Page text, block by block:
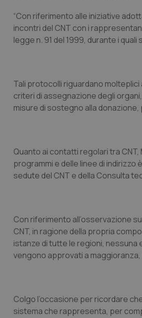
“Con riferimento alle iniziative
incontri del CNT con i
legge n. 91 del 1999, durante i
Tali protocolli riguardano molteplici
criteri di assegnazione degli
misure di sostegno alla
Quanto ai contatti regolari tra
programmi e delle linee di
sedute del CNT e della Consulta
Con riferimento all’osservazione
CNT, in ragione della propria
istanze di tutte le regioni,
vengono approvati a
Colgo l’occasione per ricordare
sistema che rappresenta, per